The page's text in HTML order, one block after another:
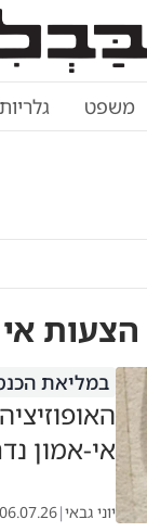
משפט גלריות
הצעות
במליאת
אי-אמון
יוני גבאי|
06.07.26